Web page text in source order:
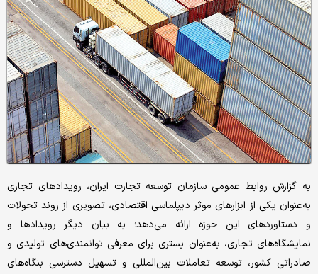
به گزارش روابط عمومی سازمان توسعه تجارت ایران، رویدادهای تجاری
به‌عنوان یکی از ابزارهای موثر دیپلماسی اقتصادی، تصویری از روند تحولات
و دستاوردهای این حوزه ارائه می‌دهد؛ به بیان دیگر رویدادها و
نمایشگاه‌های تجاری، به‌عنوان بستری برای معرفی توانمندی‌های تولیدی و
صادراتی کشور، توسعه تعاملات بین‌المللی و تسهیل دسترسی بنگاه‌های